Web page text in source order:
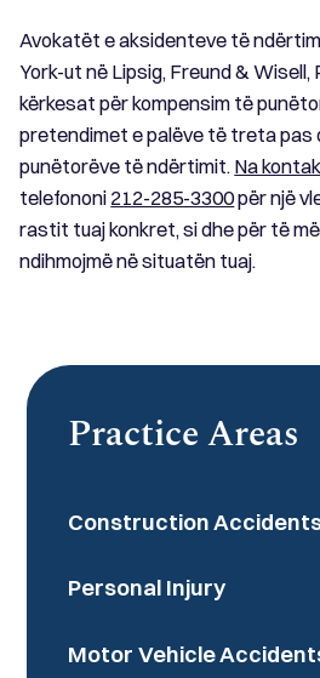
Avokatët e aksidenteve të
York-ut në Lipsig, Freund & Wisell,
kërkesat për kompensim të
pretendimet e palëve të treta pas
punëtorëve të ndërtimit. Na
telefononi 212-285-3300për një
rastit tuaj konkret, si dhe për të
ndihmojmë në situatën tuaj.
Practice Areas
Construction
Personal Injury
Motor Vehicle